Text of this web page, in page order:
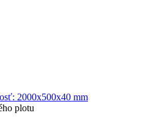
2000x500x40 mm
plotu